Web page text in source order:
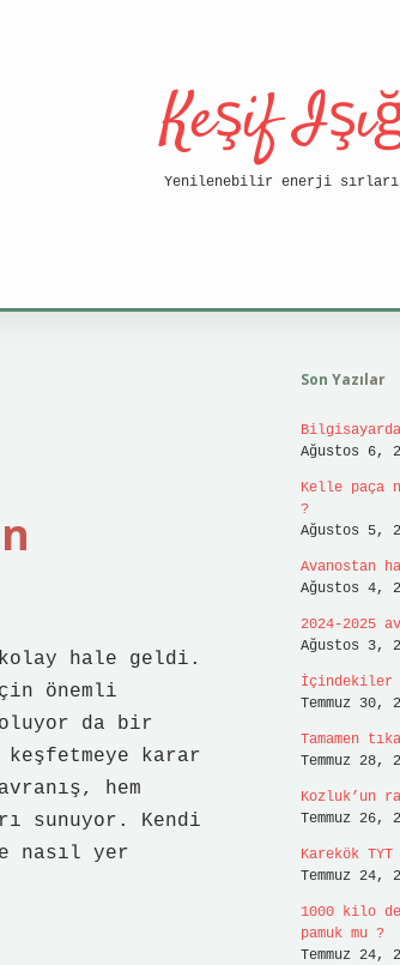
Keşif
Yenilenebilir enerji
kolay hale geldi.
önemli
da bir
karar
hem
sunuyor. Kendi
nasıl yer
Son Yazılar
Ağustos 6,
Kelle paça
?
Ağustos 5,
Avanostan
Ağustos 4,
2024-2025
Ağustos 3,
İçindekiler
Temmuz 30,
Tamamen
Temmuz 28,
Kozluk’un
Temmuz 26,
Karekök
Temmuz 24,
1000 kilo
pamuk mu ?
Temmuz 24,